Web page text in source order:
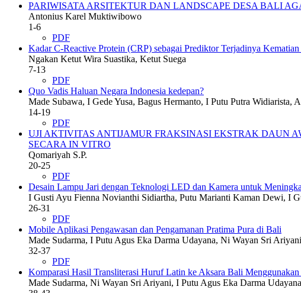
PARIWISATA ARSITEKTUR DAN LANDSCAPE DESA BALI
Antonius Karel Muktiwibowo
1-6
PDF
Kadar C-Reactive Protein (CRP) sebagai Prediktor Terjadinya
Ngakan Ketut Wira Suastika, Ketut Suega
7-13
PDF
Quo Vadis Haluan Negara Indonesia kedepan?
Made Subawa, I Gede Yusa, Bagus Hermanto, I Putu Putra Widiarista,
14-19
PDF
UJI AKTIVITAS ANTIJAMUR FRAKSINASI EKSTRAK DAUN
SECARA IN VITRO
Qomariyah S.P.
20-25
PDF
Desain Lampu Jari dengan Teknologi LED dan Kamera untuk
I Gusti Ayu Fienna Novianthi Sidiartha, Putu Marianti Kaman Dewi, I
26-31
PDF
Mobile Aplikasi Pengawasan dan Pengamanan Pratima Pura di Bali
Made Sudarma, I Putu Agus Eka Darma Udayana, Ni Wayan Sri
32-37
PDF
Komparasi Hasil Transliterasi Huruf Latin ke Aksara Bali
Made Sudarma, Ni Wayan Sri Ariyani, I Putu Agus Eka Darma